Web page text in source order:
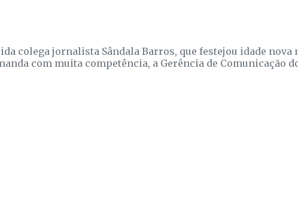
colega jornalista Sândala Barros, que festejou idade nova
com muita competência, a Gerência de Comunicação